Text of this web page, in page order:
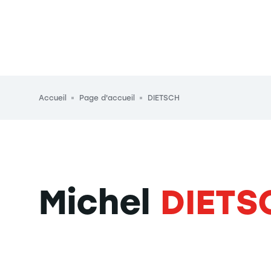
Fil d'Ariane
Accueil Page d'accueil DIETSCH
Michel